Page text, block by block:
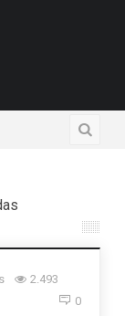
2.493
0